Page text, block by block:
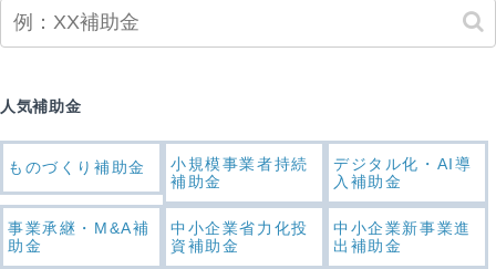
人気補助金
ものづくり補助金
小規模事業者持続
補助金
デジタル化・AI導
入補助金
事業承継・M&A補
助金
中小企業省力化投
資補助金
中小企業新事業進
出補助金